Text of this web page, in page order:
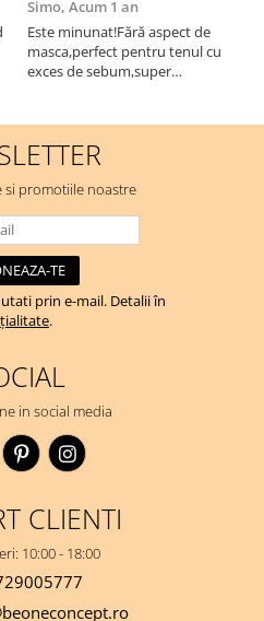
Simo, Acum 1 an
Este minunat!Fără aspect de
masca,perfect pentru tenul cu
exces de sebum,super
si promotiile noastre
prin e-mail. Detalii în
.
in social media
CLIENTI
10:00 - 18:00